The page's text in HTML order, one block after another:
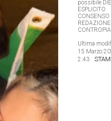
possibile
ESPLICITO
CONSENSO
Ultima
15 Marzo
2:43